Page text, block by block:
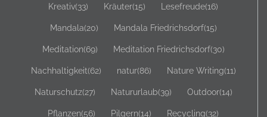
Kreativ(33) Kräuter(15) Lesefreude(16)
Mandala(20) Mandala Friedrichsdorf(15)
Meditation(69) Meditation Friedrichsdorf(30)
Nachhaltigkeit(62) natur(86) Nature Writing(11)
Naturschutz(27) Natururlaub(39) Outdoor(14)
Pflanzen(56) Pilgern(14) Recycling(32)